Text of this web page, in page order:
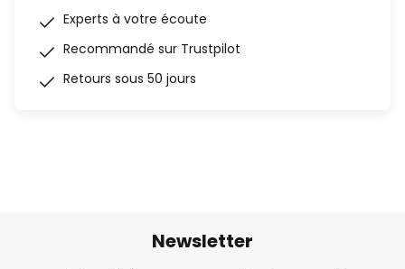
Experts à votre écoute
Recommandé sur Trustpilot
Retours sous 50 jours
Newsletter